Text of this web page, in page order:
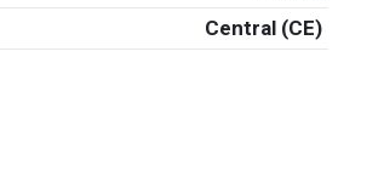
Central (CE)